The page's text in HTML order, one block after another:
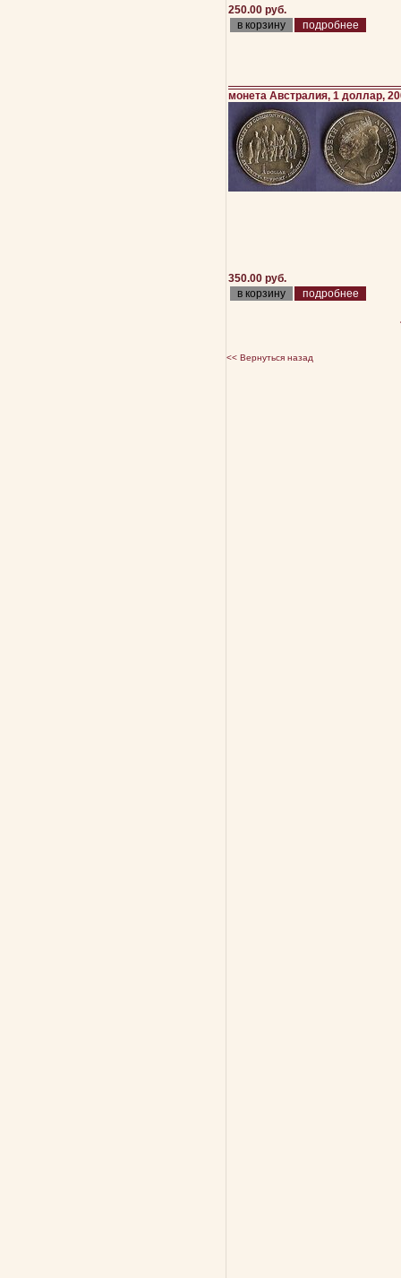
250.00 руб.
подробнее
монета Австралия, 1 доллар,
350.00 руб.
подробнее
<< Вернуться назад